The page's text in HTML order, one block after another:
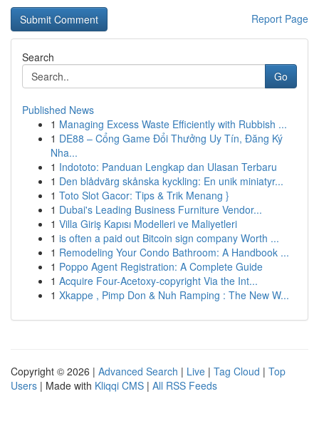
Report Page
Search
Go
Published News
1 Managing Excess Waste Efficiently with Rubbish ...
1 DE88 – Cổng Game Đổi Thưởng Uy Tín, Đăng Ký
Nha...
1 Indototo: Panduan Lengkap dan Ulasan Terbaru
1 Den blådvärg skånska kyckling: En unik miniatyr...
1 Toto Slot Gacor: Tips & Trik Menang }
1 Dubai's Leading Business Furniture Vendor...
1 Villa Giriş Kapısı Modelleri ve Maliyetleri
1 is often a paid out Bitcoin sign company Worth ...
1 Remodeling Your Condo Bathroom: A Handbook ...
1 Poppo Agent Registration: A Complete Guide
1 Acquire Four-Acetoxy-copyright Via the Int...
1 Xkappe , Pimp Don & Nuh Ramping : The New W...
Copyright © 2026 | Advanced Search | Live | Tag Cloud | Top
Users | Made with Kliqqi CMS | All RSS Feeds